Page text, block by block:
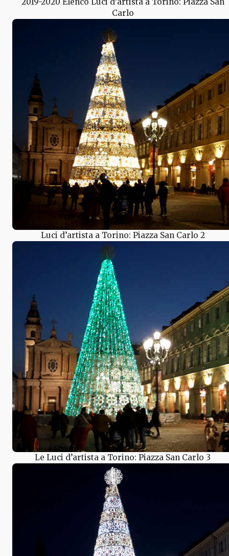
Carlo
Luci d’artista a Torino: Piazza San Carlo 2
Le Luci d’artista a Torino: Piazza San Carlo 3